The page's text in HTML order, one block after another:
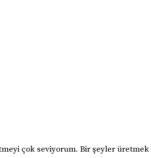
çok seviyorum. Bir şeyler